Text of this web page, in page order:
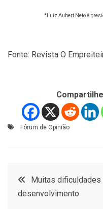
*Luiz Aubert Neto é
Fonte: Revista O
Fórum de Opinião
Navegação
Muitas dificuldades
desenvolvimento